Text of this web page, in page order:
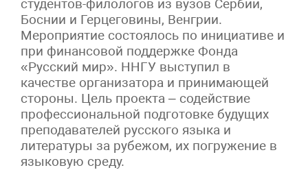
студентов-филологов из вузов Сербии,
Боснии и Герцеговины, Венгрии.
Мероприятие состоялось по инициативе и
при финансовой поддержке Фонда
«Русский мир». ННГУ выступил в
качестве организатора и принимающей
стороны. Цель проекта – содействие
профессиональной подготовке будущих
преподавателей русского языка и
литературы за рубежом, их погружение в
языковую среду.